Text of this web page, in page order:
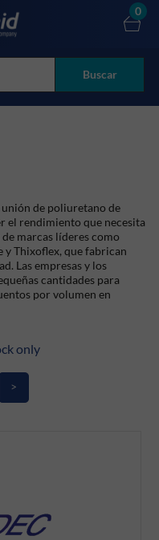
Buscar
0
de poliuretano de
el rendimiento que necesita
marcas líderes como
Thixoflex, que fabrican
Las empresas y los
cantidades para
por volumen en
only
>